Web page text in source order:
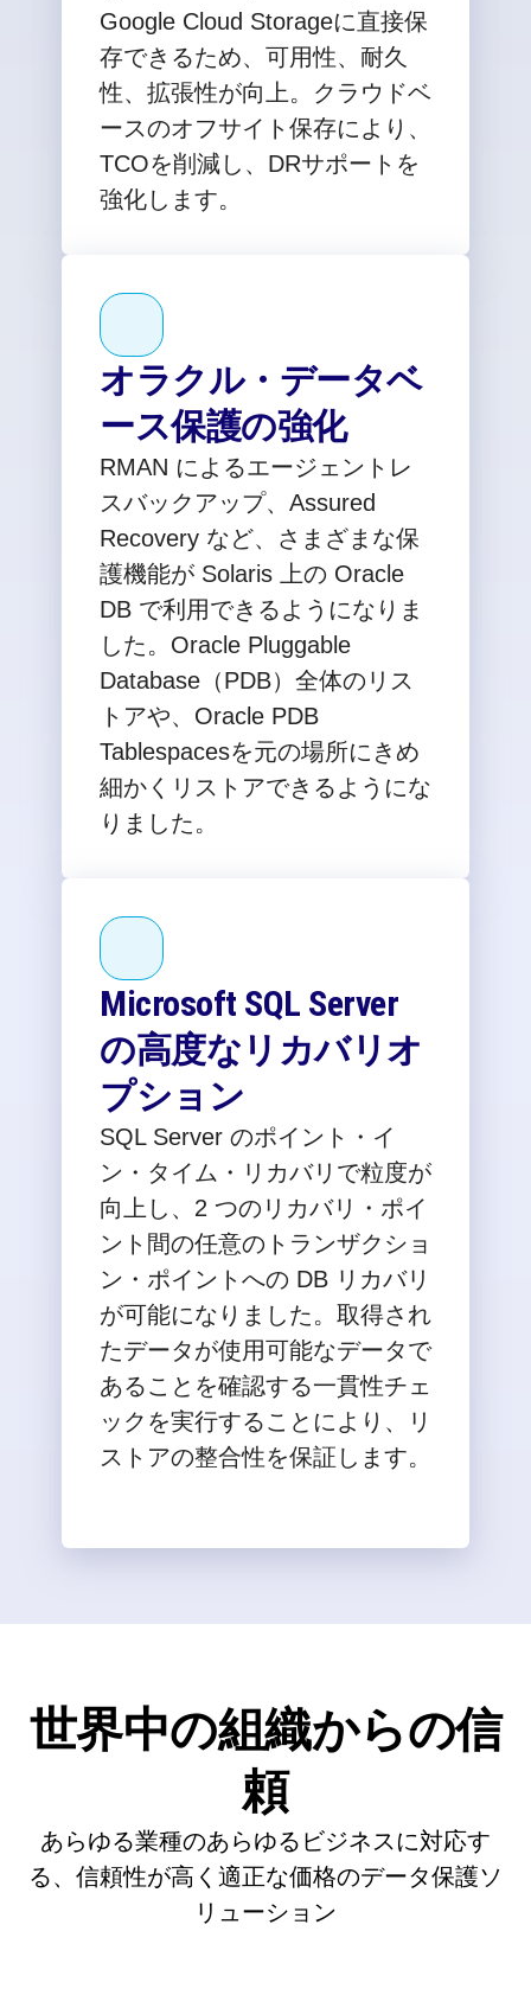
Google Cloud Storageに直接保
存できるため、可用性、耐久
性、拡張性が向上。クラウドベ
ースのオフサイト保存により、
TCOを削減し、DRサポートを
強化します。
オラクル・データベ
ース保護の強化
RMAN によるエージェントレ
スバックアップ、Assured
Recovery など、さまざまな保
護機能が Solaris 上の Oracle
DB で利用できるようになりま
した。Oracle Pluggable
Database（PDB）全体のリス
トアや、Oracle PDB
Tablespacesを元の場所にきめ
細かくリストアできるようにな
りました。
Microsoft SQL Server
の高度なリカバリオ
プション
SQL Server のポイント・イ
ン・タイム・リカバリで粒度が
向上し、2 つのリカバリ・ポイ
ント間の任意のトランザクショ
ン・ポイントへの DB リカバリ
が可能になりました。取得され
たデータが使用可能なデータで
あることを確認する一貫性チェ
ックを実行することにより、リ
ストアの整合性を保証します。
世界中の組織からの信
頼
あらゆる業種のあらゆるビジネスに対応す
る、信頼性が高く適正な価格のデータ保護ソ
リューション